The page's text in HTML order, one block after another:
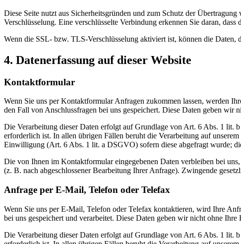
Diese Seite nutzt aus Sicherheitsgründen und zum Schutz der
Verschlüsselung. Eine verschlüsselte Verbindung erkennen Sie daran,
Wenn die SSL- bzw. TLS-Verschlüsselung aktiviert ist, können die
4. Datenerfassung auf dieser Website
Kontaktformular
Wenn Sie uns per Kontaktformular Anfragen zukommen lassen, werden
den Fall von Anschlussfragen bei uns gespeichert. Diese Daten geben wir
Die Verarbeitung dieser Daten erfolgt auf Grundlage von Art. 6 Abs. 1 lit.
erforderlich ist. In allen übrigen Fällen beruht die Verarbeitung auf
Einwilligung (Art. 6 Abs. 1 lit. a DSGVO) sofern diese abgefragt wurde;
Die von Ihnen im Kontaktformular eingegebenen Daten verbleiben bei
(z. B. nach abgeschlossener Bearbeitung Ihrer Anfrage). Zwingende
Anfrage per E-Mail, Telefon oder Telefax
Wenn Sie uns per E-Mail, Telefon oder Telefax kontaktieren, wird Ihre
bei uns gespeichert und verarbeitet. Diese Daten geben wir nicht ohne
Die Verarbeitung dieser Daten erfolgt auf Grundlage von Art. 6 Abs. 1 lit.